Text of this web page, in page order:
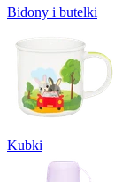
Bidony i butelki
Kubki